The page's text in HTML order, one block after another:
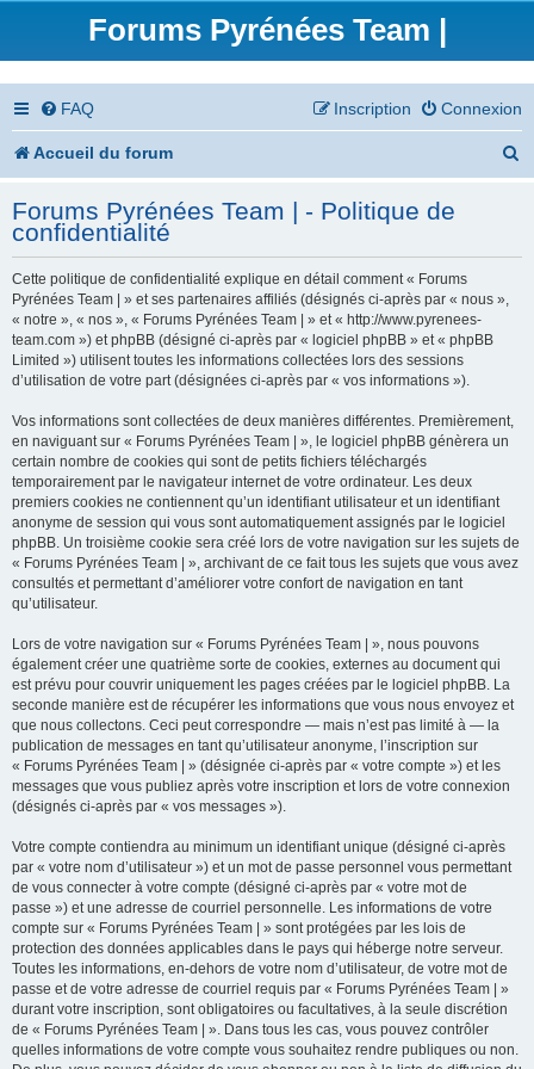
Forums Pyrénées Team |
FAQ Connexion
Inscription
Accueil du forum
h
Forums Pyrénées Team | - Politique de
confidentialité
Cette politique de confidentialité explique en détail comment « Forums
Pyrénées Team | » et ses partenaires affiliés (désignés ci-après par « nous »,
« notre », « nos », « Forums Pyrénées Team | » et « http://www.pyrenees-
team.com ») et phpBB (désigné ci-après par « logiciel phpBB » et « phpBB
Limited ») utilisent toutes les informations collectées lors des sessions
d’utilisation de votre part (désignées ci-après par « vos informations »).
Vos informations sont collectées de deux manières différentes. Premièrement,
en naviguant sur « Forums Pyrénées Team | », le logiciel phpBB génèrera un
certain nombre de cookies qui sont de petits fichiers téléchargés
temporairement par le navigateur internet de votre ordinateur. Les deux
premiers cookies ne contiennent qu’un identifiant utilisateur et un identifiant
anonyme de session qui vous sont automatiquement assignés par le logiciel
phpBB. Un troisième cookie sera créé lors de votre navigation sur les sujets de
« Forums Pyrénées Team | », archivant de ce fait tous les sujets que vous avez
consultés et permettant d’améliorer votre confort de navigation en tant
qu’utilisateur.
Lors de votre navigation sur « Forums Pyrénées Team | », nous pouvons
également créer une quatrième sorte de cookies, externes au document qui
est prévu pour couvrir uniquement les pages créées par le logiciel phpBB. La
seconde manière est de récupérer les informations que vous nous envoyez et
que nous collectons. Ceci peut correspondre — mais n’est pas limité à — la
publication de messages en tant qu’utilisateur anonyme, l’inscription sur
« Forums Pyrénées Team | » (désignée ci-après par « votre compte ») et les
messages que vous publiez après votre inscription et lors de votre connexion
(désignés ci-après par « vos messages »).
Votre compte contiendra au minimum un identifiant unique (désigné ci-après
par « votre nom d’utilisateur ») et un mot de passe personnel vous permettant
de vous connecter à votre compte (désigné ci-après par « votre mot de
passe ») et une adresse de courriel personnelle. Les informations de votre
compte sur « Forums Pyrénées Team | » sont protégées par les lois de
protection des données applicables dans le pays qui héberge notre serveur.
Toutes les informations, en-dehors de votre nom d’utilisateur, de votre mot de
passe et de votre adresse de courriel requis par « Forums Pyrénées Team | »
durant votre inscription, sont obligatoires ou facultatives, à la seule discrétion
de « Forums Pyrénées Team | ». Dans tous les cas, vous pouvez contrôler
quelles informations de votre compte vous souhaitez rendre publiques ou non.